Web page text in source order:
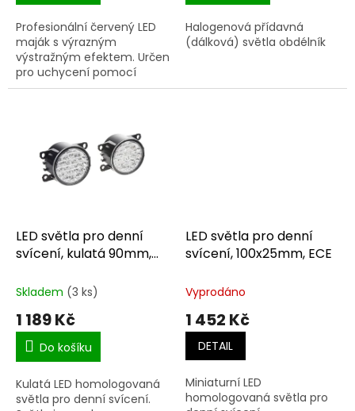
Profesionální červený LED
maják s výrazným
výstražným efektem. Určen
pro uchycení pomocí
magnetu.
Halogenová přídavná
(dálková) světla obdélník
LED světla pro denní
svícení, kulatá 90mm,
Skladem (3 ks)
1 189 Kč
Do košíku
Kulatá LED homologovaná
světla pro denní svícení.
LED světla pro denní
svícení, 100x25mm, ECE
Vyprodáno
1 452 Kč
DETAIL
Miniaturní LED
homologovaná světla pro